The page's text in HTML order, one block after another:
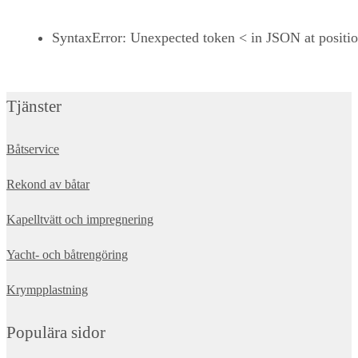
SyntaxError: Unexpected token < in JSON at
Tjänster
Båtservice
Rekond av båtar
Kapelltvätt och impregnering
Yacht- och båtrengöring
Krympplastning
Populära sidor